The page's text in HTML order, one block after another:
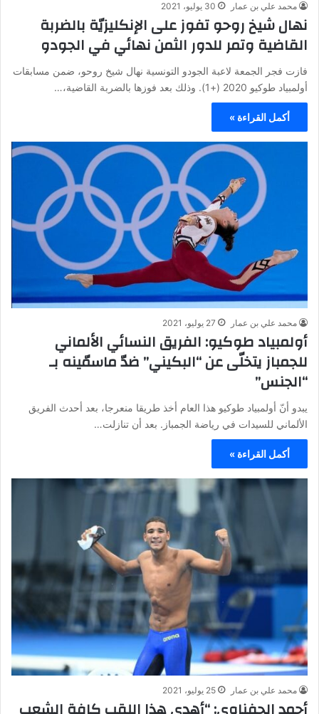
محمد علي بن عمار 30 يوليو، 2021
نهال شيخ روحو تفوز على الإنكليزيّة بالضربة
القاضية وتمر للدور الثمن نهائي في الجودو
فازت فجر الجمعة لاعبة الجودو التونسية نهال شيخ روحو، ضمن مسابقات
أولمبياد طوكيو 2020 (+1). وذلك بعد فوزها بالضربة القاضية،…
أكمل القراءة »
محمد علي بن عمار 27 يوليو، 2021
أولمبياد طوكيو: الفريق النسائي الألماني
للجمباز يتخلّى عن “البكيني” ضدّ ماسمّينه بـ
“الجنس”
يبدو أنّ أولمبياد طوكيو هذا العام أخذ طريقا منعرجا، بعد أحدث الفريق
الألماني للسيدات في رياضة الجمباز. بعد أن تنازلت…
أكمل القراءة »
محمد علي بن عمار 25 يوليو، 2021